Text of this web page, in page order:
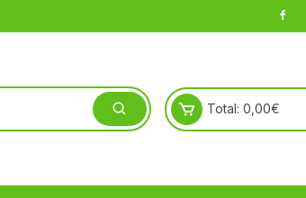
Total: 0,00€